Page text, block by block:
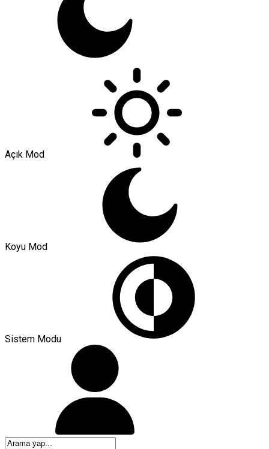
Açık Mod
Koyu Mod
Sistem Modu